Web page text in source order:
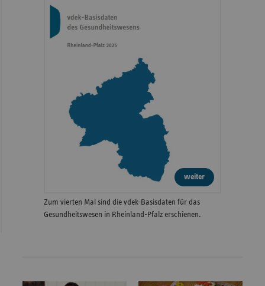
weiter
Zum vierten Mal sind die vdek-Basisdaten für das
Gesundheitswesen in Rheinland-Pfalz erschienen.